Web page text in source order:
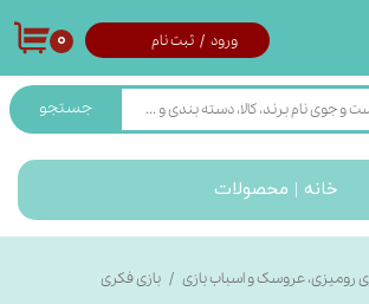
جستجو
ورود / ثبت نام ۰
خانه | محصولات
رومیزی، عروسک و اسباب بازی بازی فکری